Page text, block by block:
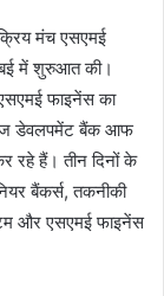
मंच एसएमई
में शुरुआत की।
फाइनेंस का
डेवलपमेंट बैंक आफ
रहे हैं। तीन दिनों के
बैंकर्स, तकनीकी
और एसएमई फाइनेंस